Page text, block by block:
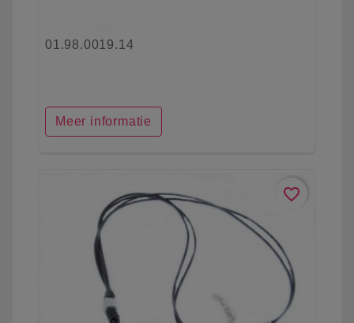
01.98.0019.14
Meer informatie
favorite_border